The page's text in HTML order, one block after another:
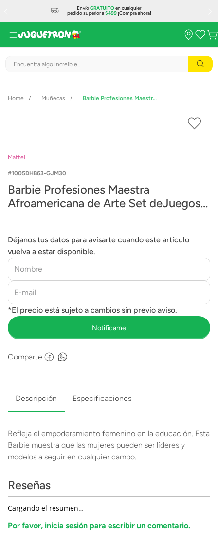
EnvíoGRATUITOen cualquier
pedido superior a$499¡Compra ahora!
Encuentra algo increíble...
Muñecas Barbie Profesiones Maestra Afroamericana de Arte Set deJuegos con accesorios y Niña
Mattel
1005DHB63-GJM30
Barbie Profesiones Maestra
Afroamericana de Arte Set deJuegos
Déjanos tus datos para avisarte cuando este artículo
vuelva a estar disponible.
Comparte
Descripción Especificaciones
Refleja el empoderamiento femenino en la educación. Esta
Barbie muestra que las mujeres pueden ser líderes y
modelos a seguir en cualquier campo.
Reseñas
Cargando el resumen…
Por favor, inicia sesión para escribir un comentario.